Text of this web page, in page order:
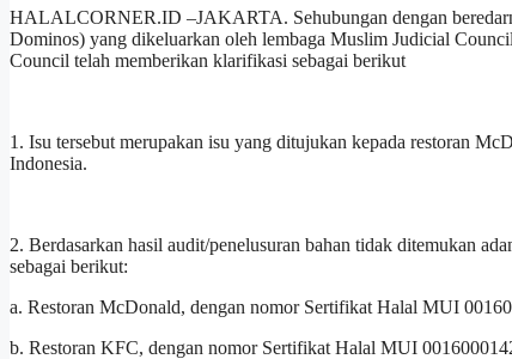
HALALCORNER.ID –JAKARTA. Sehubungan dengan
Dominos) yang dikeluarkan oleh lembaga Muslim Judicial
Council telah memberikan klarifikasi sebagai berikut
1. Isu tersebut merupakan isu yang ditujukan kepada restoran
Indonesia.
2. Berdasarkan hasil audit/penelusuran bahan tidak ditemukan
sebagai berikut:
a. Restoran McDonald, dengan nomor Sertifikat Halal MUI
b. Restoran KFC, dengan nomor Sertifikat Halal MUI